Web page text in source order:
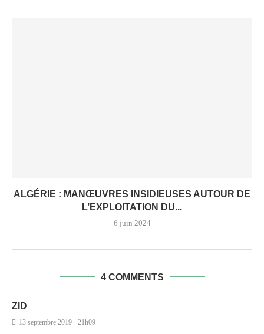
ALGÉRIE : MANŒUVRES INSIDIEUSES AUTOUR DE
L’EXPLOITATION DU...
6 juin 2024
4 COMMENTS
ZID
13 septembre 2019 - 21h09